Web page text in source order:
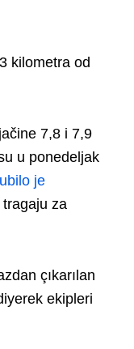
kilometra od
7,8 i 7,9
u ponedeljak
je
za
çıkarılan
ekipleri